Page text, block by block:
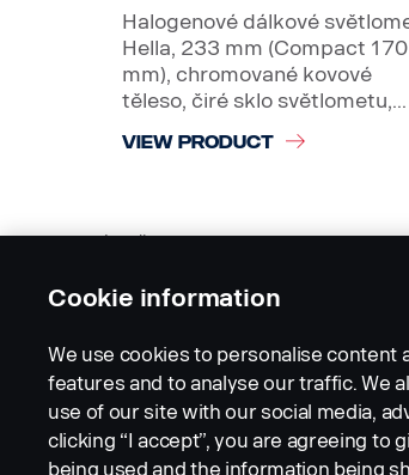
Halogenové dálkové
Hella, 233 mm (Compact 170
mm), chromované kovové
těleso, čiré sklo světlometu,...
VIEW PRODUCT
Loading...
Cookie information
We use cookies to personalise content
features and to analyse our traffic. We
use of our site with our social media,
clicking “I accept”, you are agreeing to
being used and the information being